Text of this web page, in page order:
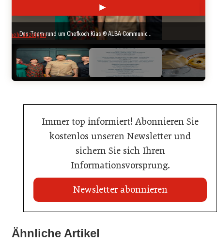
Das Team rund um Chefkoch Kias © ALBA Communications / Christopher Hanschitz
mehr anzeigen
►
Immer top informiert! Abonnieren Sie
kostenlos unseren Newsletter und
sichern Sie sich Ihren
Informationsvorsprung.
Newsletter abonnieren
Ähnliche Artikel
War die Fußball-WM 2026 für Ihren Betrieb ein
21. Juli 2026
Stipendium für Nachwuchstalent in der Wiener